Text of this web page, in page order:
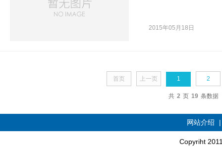
2015年05月18日
首页 上一页 1 2
共 2 页 19 条数据
网站介绍
Copyriht